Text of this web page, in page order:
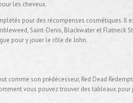
les cheveux.
pour des récompenses cosmétiques. Il
Saint-Denis, Blackwater et Flatneck
pour y jouer le rôle de John.
comme son prédécesseur, Red Dead
vous pouvez trouver des tableaux